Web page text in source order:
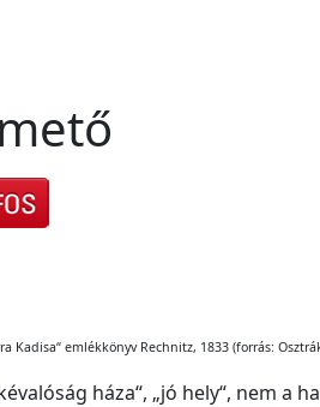
Kadisa“ emlékkönyv Rechnitz, 1833 (forrás:
háza“, „jó hely“, nem a